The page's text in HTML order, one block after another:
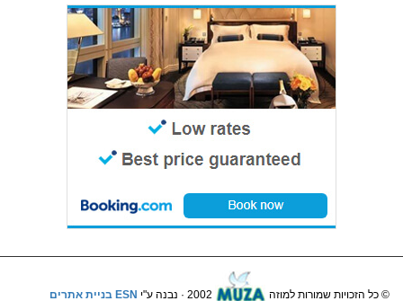
© כל הזכויות שמורות למוזה ESN בניית אתרים